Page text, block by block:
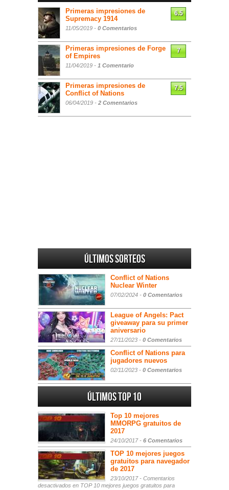
Primeras impresiones de
Supremacy 1914
11/05/2019 - 0 Comentarios
6.5
Primeras impresiones de Forge
of Empires
11/04/2019 - 1 Comentario
7
Primeras impresiones de
Conflict of Nations
06/04/2019 - 2 Comentarios
7.5
Últimos sorteos
Conflict of Nations
Nuclear Winter
07/02/2024 - 0 Comentarios
League of Angels: Pact
giveaway para su primer
aniversario
27/11/2023 - 0 Comentarios
Conflict of Nations para
jugadores nuevos
02/11/2023 - 0 Comentarios
Últimos Top 10
Top 10 mejores
MMORPG gratuitos de
2017
24/10/2017 - 6 Comentarios
TOP 10 mejores juegos
gratuitos para navegador
de 2017
23/10/2017 - Comentarios
desactivados en TOP 10 mejores juegos gratuitos para